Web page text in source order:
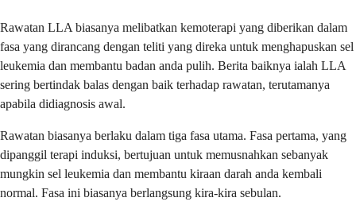
Rawatan LLA biasanya melibatkan kemoterapi yang diberikan dalam
fasa yang dirancang dengan teliti yang direka untuk menghapuskan sel
leukemia dan membantu badan anda pulih. Berita baiknya ialah LLA
sering bertindak balas dengan baik terhadap rawatan, terutamanya
apabila didiagnosis awal.
Rawatan biasanya berlaku dalam tiga fasa utama. Fasa pertama, yang
dipanggil terapi induksi, bertujuan untuk memusnahkan sebanyak
mungkin sel leukemia dan membantu kiraan darah anda kembali
normal. Fasa ini biasanya berlangsung kira-kira sebulan.